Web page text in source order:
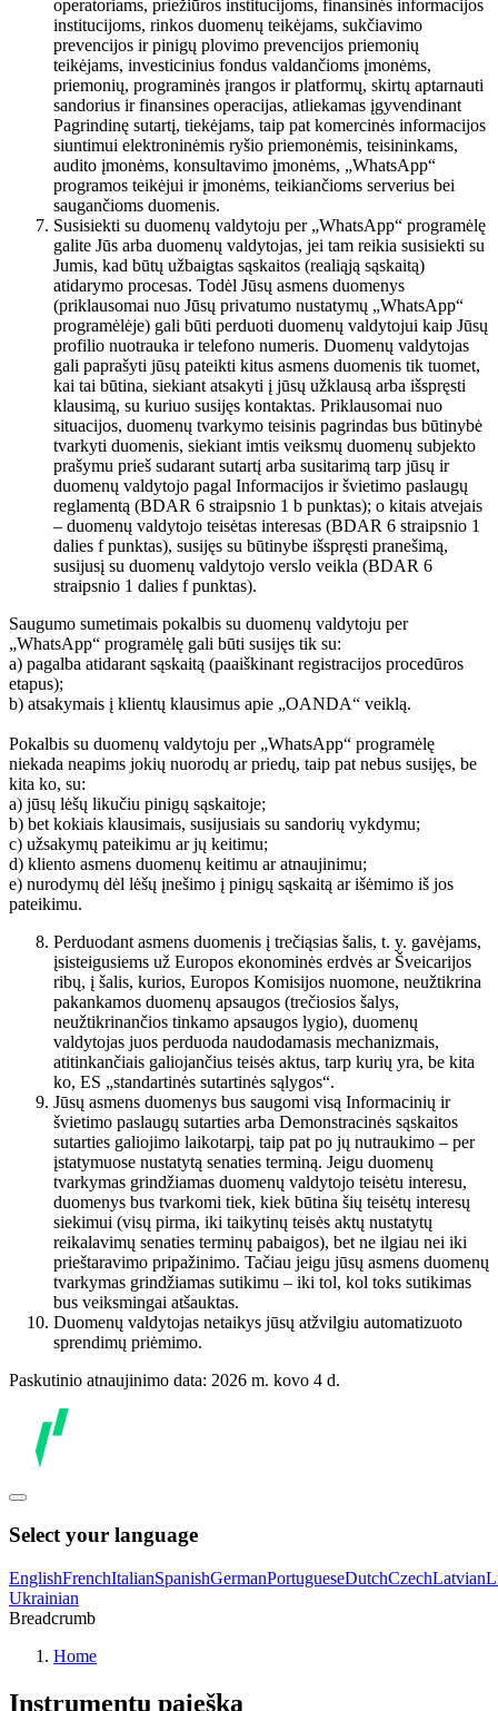
operatoriams, priežiūros institucijoms, finansinės informacijos
institucijoms, rinkos duomenų teikėjams, sukčiavimo
prevencijos ir pinigų plovimo prevencijos priemonių
teikėjams, investicinius fondus valdančioms įmonėms,
priemonių, programinės įrangos ir platformų, skirtų aptarnauti
sandorius ir finansines operacijas, atliekamas įgyvendinant
Pagrindinę sutartį, tiekėjams, taip pat komercinės informacijos
siuntimui elektroninėmis ryšio priemonėmis, teisininkams,
audito įmonėms, konsultavimo įmonėms, „WhatsApp“
programos teikėjui ir įmonėms, teikiančioms serverius bei
saugančioms duomenis.
Susisiekti su duomenų valdytoju per „WhatsApp“ programėlę
galite Jūs arba duomenų valdytojas, jei tam reikia susisiekti su
Jumis, kad būtų užbaigtas sąskaitos (realiąją sąskaitą)
atidarymo procesas. Todėl Jūsų asmens duomenys
(priklausomai nuo Jūsų privatumo nustatymų „WhatsApp“
programėlėje) gali būti perduoti duomenų valdytojui kaip Jūsų
profilio nuotrauka ir telefono numeris. Duomenų valdytojas
gali paprašyti jūsų pateikti kitus asmens duomenis tik tuomet,
kai tai būtina, siekiant atsakyti į jūsų užklausą arba išspręsti
klausimą, su kuriuo susijęs kontaktas. Priklausomai nuo
situacijos, duomenų tvarkymo teisinis pagrindas bus būtinybė
tvarkyti duomenis, siekiant imtis veiksmų duomenų subjekto
prašymu prieš sudarant sutartį arba susitarimą tarp jūsų ir
duomenų valdytojo pagal Informacijos ir švietimo paslaugų
reglamentą (BDAR 6 straipsnio 1 b punktas); o kitais atvejais
– duomenų valdytojo teisėtas interesas (BDAR 6 straipsnio 1
dalies f punktas), susijęs su būtinybe išspręsti pranešimą,
susijusį su duomenų valdytojo verslo veikla (BDAR 6
straipsnio 1 dalies f punktas).
Saugumo sumetimais pokalbis su duomenų valdytoju per
„WhatsApp“ programėlę gali būti susijęs tik su:
a) pagalba atidarant sąskaitą (paaiškinant registracijos procedūros
etapus);
b) atsakymais į klientų klausimus apie „OANDA“ veiklą.
Pokalbis su duomenų valdytoju per „WhatsApp“ programėlę
niekada neapims jokių nuorodų ar priedų, taip pat nebus susijęs, be
kita ko, su:
a) jūsų lėšų likučiu pinigų sąskaitoje;
b) bet kokiais klausimais, susijusiais su sandorių vykdymu;
c) užsakymų pateikimu ar jų keitimu;
d) kliento asmens duomenų keitimu ar atnaujinimu;
e) nurodymų dėl lėšų įnešimo į pinigų sąskaitą ar išėmimo iš jos
pateikimu.
Perduodant asmens duomenis į trečiąsias šalis, t. y. gavėjams,
įsisteigusiems už Europos ekonominės erdvės ar Šveicarijos
ribų, į šalis, kurios, Europos Komisijos nuomone, neužtikrina
pakankamos duomenų apsaugos (trečiosios šalys,
neužtikrinančios tinkamo apsaugos lygio), duomenų
valdytojas juos perduoda naudodamasis mechanizmais,
atitinkančiais galiojančius teisės aktus, tarp kurių yra, be kita
ko, ES „standartinės sutartinės sąlygos“.
Jūsų asmens duomenys bus saugomi visą Informacinių ir
švietimo paslaugų sutarties arba Demonstracinės sąskaitos
sutarties galiojimo laikotarpį, taip pat po jų nutraukimo – per
įstatymuose nustatytą senaties terminą. Jeigu duomenų
tvarkymas grindžiamas duomenų valdytojo teisėtu interesu,
duomenys bus tvarkomi tiek, kiek būtina šių teisėtų interesų
siekimui (visų pirma, iki taikytinų teisės aktų nustatytų
reikalavimų senaties terminų pabaigos), bet ne ilgiau nei iki
prieštaravimo pripažinimo. Tačiau jeigu jūsų asmens duomenų
tvarkymas grindžiamas sutikimu – iki tol, kol toks sutikimas
bus veiksmingai atšauktas.
Duomenų valdytojas netaikys jūsų atžvilgiu automatizuoto
sprendimų priėmimo.
Paskutinio atnaujinimo data: 2026 m. kovo 4 d.
Select your language
EnglishFrenchItalianSpanishGermanPortugueseDutchCzechLatvian
Ukrainian
Breadcrumb
Home
Instrumentų paieška